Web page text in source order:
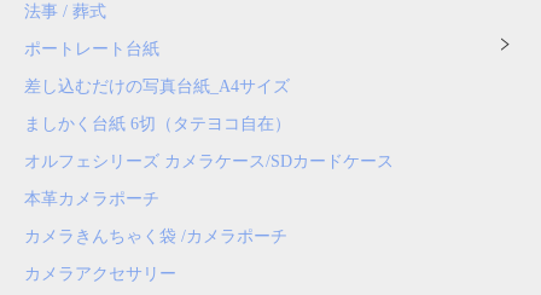
法事 / 葬式
ポートレート台紙
差し込むだけの写真台紙_A4サイズ
ましかく台紙 6切（タテヨコ自在）
オルフェシリーズ カメラケース/SDカードケース
本革カメラポーチ
カメラきんちゃく袋 /カメラポーチ
カメラアクセサリー